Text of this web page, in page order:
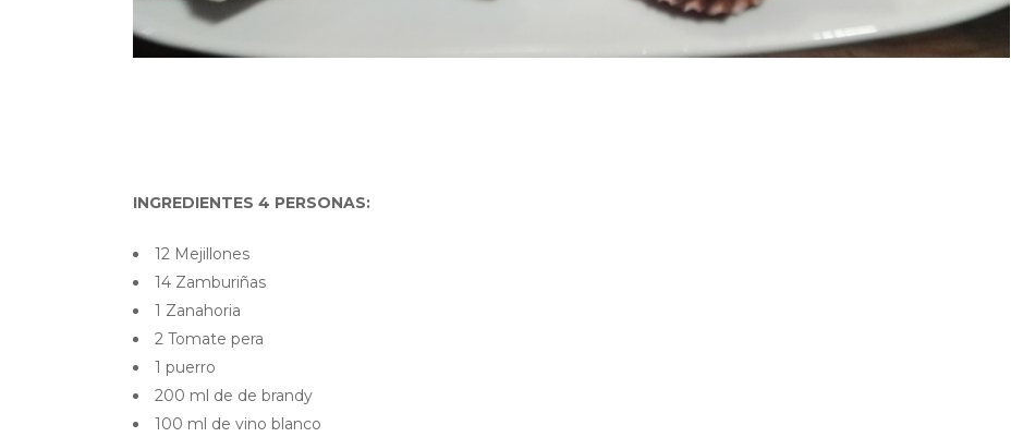
INGREDIENTES 4 PERSONAS:
12 Mejillones
14 Zamburiñas
1 Zanahoria
2 Tomate pera
1 puerro
200 ml de de brandy
100 ml de vino blanco